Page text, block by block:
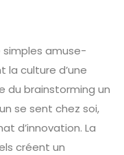
simples amuse-
culture d’une
du brainstorming un
se sent chez soi,
d’innovation. La
créent un